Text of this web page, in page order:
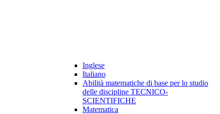
Inglese
Italiano
Abilità matematiche di base per lo studio
delle discipline TECNICO-
SCIENTIFICHE
Matematica